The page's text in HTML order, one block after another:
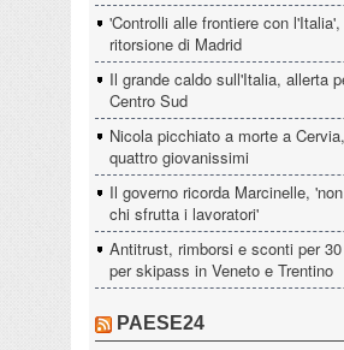
'Controlli alle frontiere con
ritorsione di Madrid
Il grande caldo sull'Italia, allerta
Centro Sud
Nicola picchiato a morte a
quattro giovanissimi
Il governo ricorda Marcinelle,
chi sfrutta i lavoratori'
Antitrust, rimborsi e sconti per
per skipass in Veneto e Trentino
PAESE24